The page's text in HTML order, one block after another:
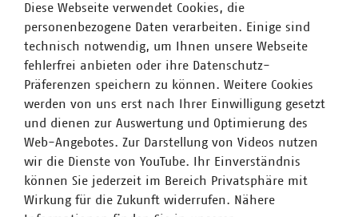
Kunden mit mehr als 20.000 kWh/a angehoben,
ebenso für moderne Messeinrichtungen. Neu ist,
dass Netzbetreiber nun die Hälfte der Kosten für
Einbau und Betrieb von Technik zur
Anlagensteuerung übernehmen sollen.
Nach Ansicht des VKU sollten zumindest Teile des
Gesetzesentwurfs verabschiedet werden (Stromspitzen,
Smart-Meter-Rollout). Ob bzw. inwiefern das gelingen
kann, ist derzeit ungewiss. Der Gesetzesentwurf wurde als
besonders eilbedürftig gekennzeichnet und soll laut
Diese Webseite verwendet Cookies, die
personenbezogene Daten verarbeiten. Einige sind
technisch notwendig, um Ihnen unsere Webseite
fehlerfrei anbieten oder ihre Datenschutz-
Präferenzen speichern zu können. Weitere Cookies
werden von uns erst nach Ihrer Einwilligung gesetzt
und dienen zur Auswertung und Optimierung des
Web-Angebotes. Zur Darstellung von Videos nutzen
wir die Dienste von YouTube. Ihr Einverständnis
können Sie jederzeit im Bereich Privatsphäre mit
Wirkung für die Zukunft widerrufen. Nähere